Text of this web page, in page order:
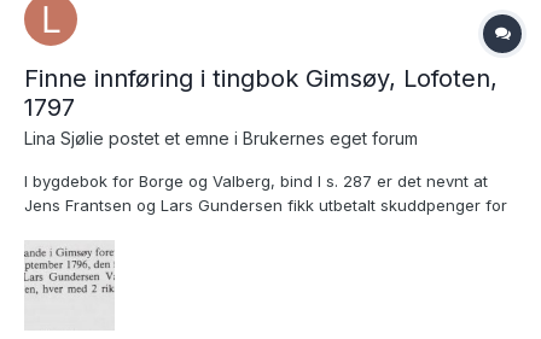
Finne innføring i tingbok Gimsøy, Lofoten,
1797
Lina Sjølie postet et emne i Brukernes eget forum
I bygdebok for Borge og Valberg, bind I s. 287 er det nevnt at
Jens Frantsen og Lars Gundersen fikk utbetalt skuddpenger for
bilde). Jeg har prøvd å finne innføringen i tingbøkene for Lofoten
og Vesterålen, men her kommer mine evner ti...